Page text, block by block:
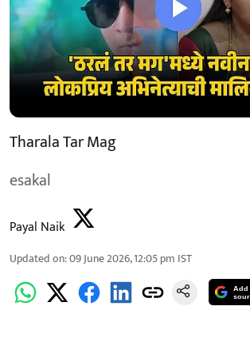
Tharala Tar Mag
esakal
Payal Naik
Updated on:09 June 2026, 12:05 pm IST
Add